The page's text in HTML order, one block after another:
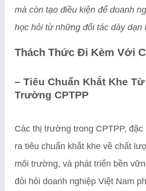
mà còn tạo điều kiện để doanh
học hỏi từ những đối tác dày dạn
Thách Thức Đi Kèm Với
– Tiêu Chuẩn Khắt Khe
Trường CPTPP
Các thị trường trong CPTPP, đặc
ra tiêu chuẩn khắt khe về chất
môi trường, và phát triển bền
đòi hỏi doanh nghiệp Việt Nam